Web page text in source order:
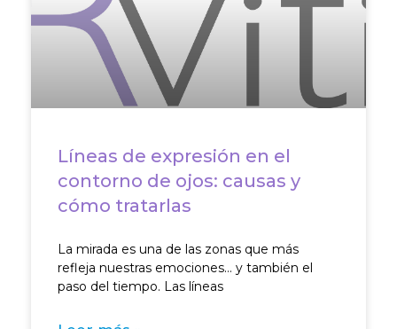
Líneas de expresión en el
contorno de ojos: causas y
cómo tratarlas
La mirada es una de las zonas que más
refleja nuestras emociones… y también el
paso del tiempo. Las líneas